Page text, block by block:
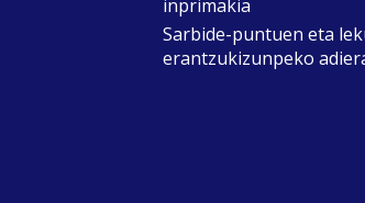
inprimakia
Sarbide-puntuen eta
erantzukizunpeko